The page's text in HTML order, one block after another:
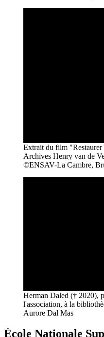
Extrait du film "Restaurer
Archives Henry van de
©ENSAV-La Cambre,
Herman Daled († 2020),
l'association, à la
Aurore Dal Mas
École Nationale